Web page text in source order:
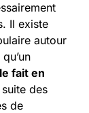
Il existe
autour
le fait en
des
de